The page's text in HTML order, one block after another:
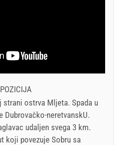
ostrva Mljeta. Spada u
Dubrovačko-neretvanskU.
udaljen svega 3 km.
koji povezuje Sobru sa